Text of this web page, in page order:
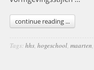
continue reading ...
Tags: hhs, hogeschool, maarten,